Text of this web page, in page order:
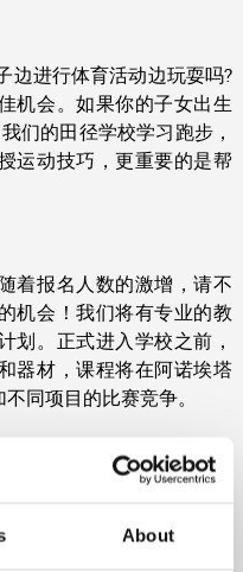
About
边进行体育活动边玩耍吗?
机会。如果你的子女出生
们的田径学校学习跑步，
运动技巧，更重要的是帮
着报名人数的激增，请不
机会！我们将有专业的教
划。正式进入学校之前，
器材，课程将在阿诺埃塔
同项目的比赛竞争。